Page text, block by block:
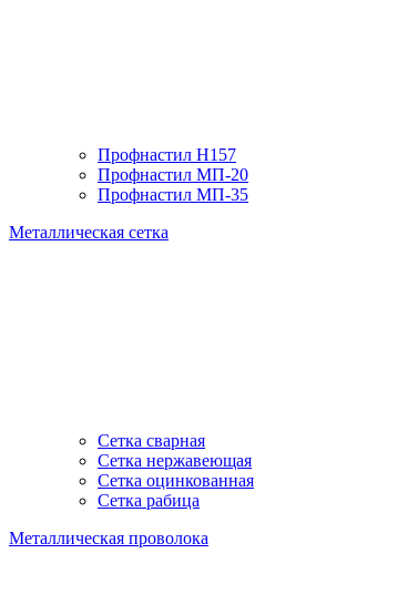
Профнастил H157
Профнастил МП-20
Профнастил МП-35
Металлическая сетка
Сетка сварная
Сетка нержавеющая
Сетка оцинкованная
Сетка рабица
Металлическая проволока